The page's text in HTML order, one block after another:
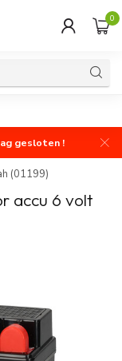
0
gesloten !
(01199)
accu 6 volt